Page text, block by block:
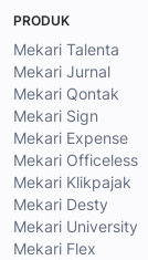
PRODUK
Mekari Talenta
Mekari Jurnal
Mekari Qontak
Mekari Sign
Mekari Expense
Mekari Officeless
Mekari Klikpajak
Mekari Desty
Mekari University
Mekari Flex